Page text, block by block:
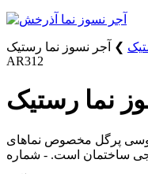
❯
آجر نسوز نما رستیک
AR312
هلندی طوسی پرگل مخصوص نماهای